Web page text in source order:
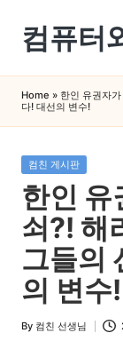
Skip
content
컴퓨터
퓨
터
스
마
트
폰
을
쉽
게
배
Home » 한인 유권자
다! 대선의 변수!
Posted
in
컴친 게시판
한인 유
쇠?! 해
그들의
의 변수!
Posted
By 컴친 선생님